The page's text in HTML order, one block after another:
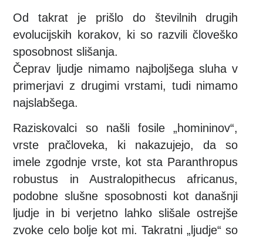
Od takrat je prišlo do številnih drugih
evolucijskih korakov, ki so razvili človeško
sposobnost slišanja.
Čeprav ljudje nimamo najboljšega sluha v
primerjavi z drugimi vrstami, tudi nimamo
najslabšega.
Raziskovalci so našli fosile „homininov“,
vrste pračloveka, ki nakazujejo, da so
imele zgodnje vrste, kot sta Paranthropus
robustus in Australopithecus africanus,
podobne slušne sposobnosti kot današnji
ljudje in bi verjetno lahko slišale ostrejše
zvoke celo bolje kot mi. Takratni „ljudje“ so